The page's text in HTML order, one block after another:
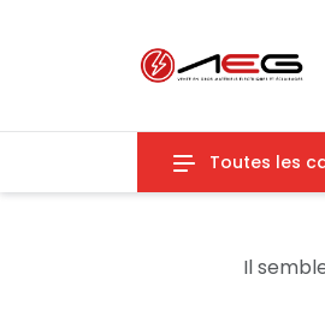
Toutes les
Il